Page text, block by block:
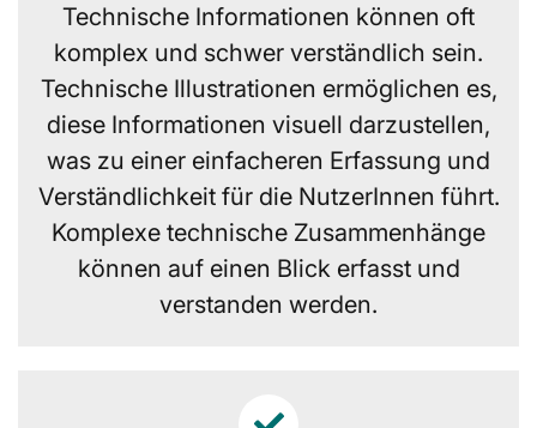
Technische Informationen können oft
komplex und schwer verständlich sein.
Technische Illustrationen ermöglichen es,
diese Informationen visuell darzustellen,
was zu einer einfacheren Erfassung und
Verständlichkeit für die NutzerInnen führt.
Komplexe technische Zusammenhänge
können auf einen Blick erfasst und
verstanden werden.